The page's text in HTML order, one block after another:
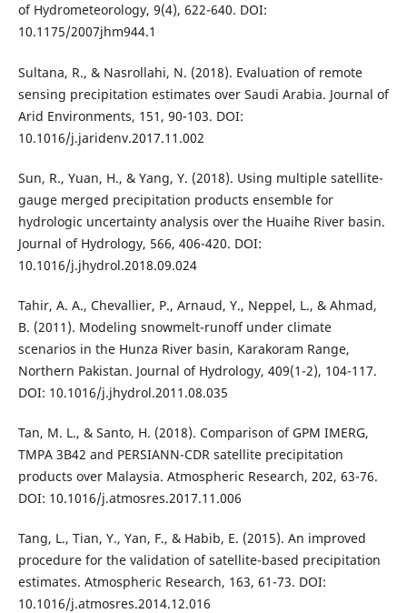
of Hydrometeorology, 9(4), 622-640. DOI:
10.1175/2007jhm944.1
Sultana, R., & Nasrollahi, N. (2018). Evaluation of remote
sensing precipitation estimates over Saudi Arabia. Journal of
Arid Environments, 151, 90-103. DOI:
10.1016/j.jaridenv.2017.11.002
Sun, R., Yuan, H., & Yang, Y. (2018). Using multiple satellite-
gauge merged precipitation products ensemble for
hydrologic uncertainty analysis over the Huaihe River basin.
Journal of Hydrology, 566, 406-420. DOI:
10.1016/j.jhydrol.2018.09.024
Tahir, A. A., Chevallier, P., Arnaud, Y., Neppel, L., & Ahmad,
B. (2011). Modeling snowmelt-runoff under climate
scenarios in the Hunza River basin, Karakoram Range,
Northern Pakistan. Journal of Hydrology, 409(1-2), 104-117.
DOI: 10.1016/j.jhydrol.2011.08.035
Tan, M. L., & Santo, H. (2018). Comparison of GPM IMERG,
TMPA 3B42 and PERSIANN-CDR satellite precipitation
products over Malaysia. Atmospheric Research, 202, 63-76.
DOI: 10.1016/j.atmosres.2017.11.006
Tang, L., Tian, Y., Yan, F., & Habib, E. (2015). An improved
procedure for the validation of satellite-based precipitation
estimates. Atmospheric Research, 163, 61-73. DOI:
10.1016/j.atmosres.2014.12.016